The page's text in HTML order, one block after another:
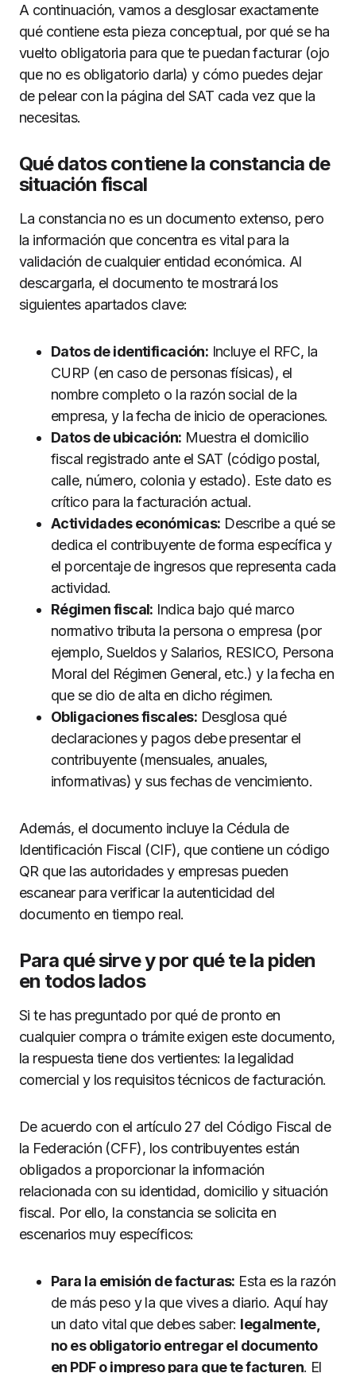
A continuación, vamos a desglosar exactamente
qué contiene esta pieza conceptual, por qué se ha
vuelto obligatoria para que te puedan facturar (ojo
que no es obligatorio darla) y cómo puedes dejar
de pelear con la página del SAT cada vez que la
necesitas.
Qué datos contiene la constancia de
situación fiscal
La constancia no es un documento extenso, pero
la información que concentra es vital para la
validación de cualquier entidad económica. Al
descargarla, el documento te mostrará los
siguientes apartados clave:
Datos de identificación: Incluye el RFC, la
CURP (en caso de personas físicas), el
nombre completo o la razón social de la
empresa, y la fecha de inicio de operaciones.
Datos de ubicación: Muestra el domicilio
fiscal registrado ante el SAT (código postal,
calle, número, colonia y estado). Este dato es
crítico para la facturación actual.
Actividades económicas: Describe a qué se
dedica el contribuyente de forma específica y
el porcentaje de ingresos que representa cada
actividad.
Régimen fiscal: Indica bajo qué marco
normativo tributa la persona o empresa (por
ejemplo, Sueldos y Salarios, RESICO, Persona
Moral del Régimen General, etc.) y la fecha en
que se dio de alta en dicho régimen.
Obligaciones fiscales: Desglosa qué
declaraciones y pagos debe presentar el
contribuyente (mensuales, anuales,
informativas) y sus fechas de vencimiento.
Además, el documento incluye la Cédula de
Identificación Fiscal (CIF), que contiene un código
QR que las autoridades y empresas pueden
escanear para verificar la autenticidad del
documento en tiempo real.
Para qué sirve y por qué te la piden
en todos lados
Si te has preguntado por qué de pronto en
cualquier compra o trámite exigen este documento,
la respuesta tiene dos vertientes: la legalidad
comercial y los requisitos técnicos de facturación.
De acuerdo con el artículo 27 del Código Fiscal de
la Federación (CFF), los contribuyentes están
obligados a proporcionar la información
relacionada con su identidad, domicilio y situación
fiscal. Por ello, la constancia se solicita en
escenarios muy específicos:
Para la emisión de facturas: Esta es la razón
de más peso y la que vives a diario. Aquí hay
un dato vital que debes saber: legalmente,
no es obligatorio entregar el documento
en PDF o impreso para que te facturen. El